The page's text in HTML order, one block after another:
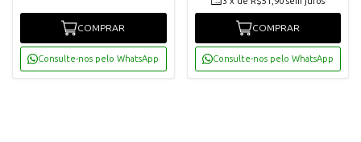
COMPRAR
Consulte-nos pelo WhatsApp
COMPRAR
Consulte-nos pelo WhatsApp